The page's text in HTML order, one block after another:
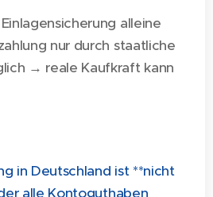
alleine
nur durch staatliche
→ reale Kaufkraft kann
in Deutschland ist **nicht
alle Kontoguthaben